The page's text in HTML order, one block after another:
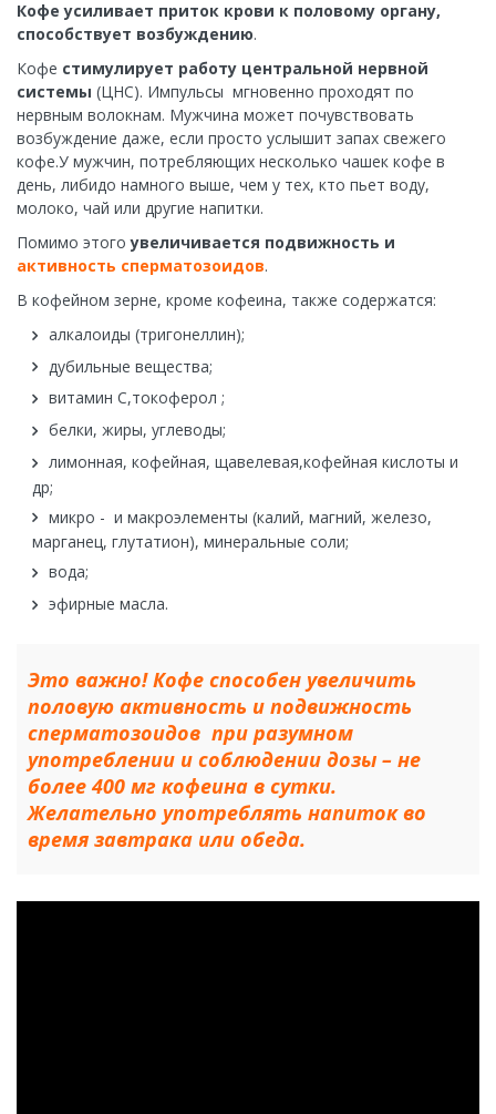
Кофе усиливает приток крови к половому органу,
способствует возбуждению.
Кофе стимулирует работу центральной нервной
системы (ЦНС). Импульсы мгновенно проходят по
нервным волокнам. Мужчина может почувствовать
возбуждение даже, если просто услышит запах свежего
кофе.У мужчин, потребляющих несколько чашек кофе в
день, либидо намного выше, чем у тех, кто пьет воду,
молоко, чай или другие напитки.
Помимо этогоувеличивается подвижность и
активность сперматозоидов.
В кофейном зерне, кроме кофеина, также содержатся:
алкалоиды (тригонеллин);
дубильные вещества;
витамин С,токоферол ;
белки, жиры, углеводы;
лимонная, кофейная, щавелевая,кофейная кислоты и
др;
микро - и макроэлементы (калий, магний, железо,
марганец, глутатион), минеральные соли;
вода;
эфирные масла.
Это важно! Кофе способен увеличить
половую активность и подвижность
сперматозоидов при разумном
употреблении и соблюдении дозы – не
более 400 мг кофеина в сутки.
Желательно употреблять напиток во
время завтрака или обеда.